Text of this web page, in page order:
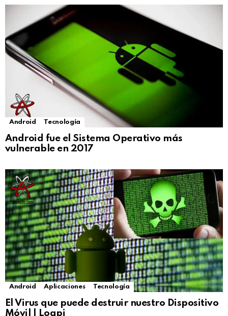
Android Tecnología
Android fue el Sistema Operativo más
vulnerable en 2017
Android Aplicaciones Tecnología
El Virus que puede destruir nuestro Dispositivo
Móvil | Loapi